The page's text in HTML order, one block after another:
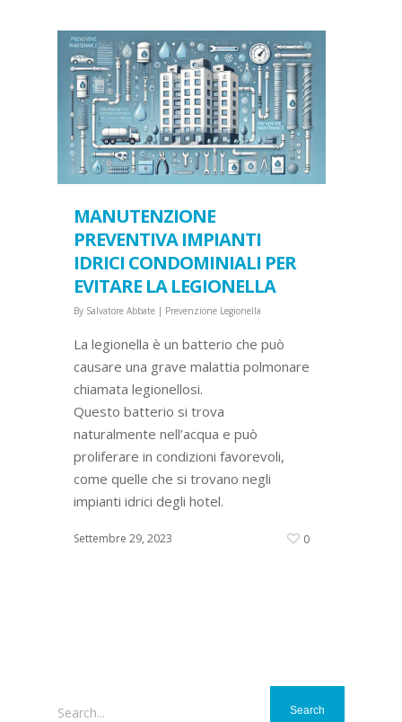
MANUTENZIONE
PREVENTIVA IMPIANTI
IDRICI CONDOMINIALI PER
EVITARE LA LEGIONELLA
By Salvatore Abbate | Prevenzione Legionella
La legionella è un batterio che può
causare una grave malattia polmonare
chiamata legionellosi.
Questo batterio si trova
naturalmente nell’acqua e può
proliferare in condizioni favorevoli,
come quelle che si trovano negli
impianti idrici degli hotel.
Settembre 29, 2023 0
Search...